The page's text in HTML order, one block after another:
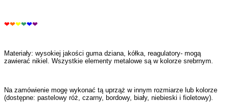
❤❤❤❤❤❤
Materiały: wysokiej jakości guma dziana, kółka, reagulatory- mogą
zawierać nikiel. Wszystkie elementy metalowe są w kolorze srebrnym.
Na zamówienie mogę wykonać tą uprząż w innym rozmiarze lub kolorze
(dostępne: pastelowy róż, czarny, bordowy, biały, niebieski i fioletowy).